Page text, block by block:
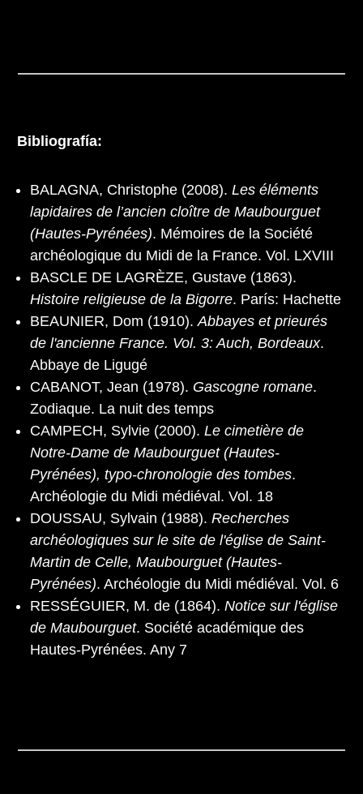
Bibliografía:
BALAGNA, Christophe (2008). Les éléments
lapidaires de l’ancien cloître de Maubourguet
(Hautes-Pyrénées). Mémoires de la Société
archéologique du Midi de la France. Vol. LXVIII
BASCLE DE LAGRÈZE, Gustave (1863).
Histoire religieuse de la Bigorre. París: Hachette
BEAUNIER, Dom (1910).Abbayes et prieurés
de l'ancienne France. Vol. 3: Auch, Bordeaux.
Abbaye de Ligugé
CABANOT, Jean (1978). Gascogne romane.
Zodiaque. La nuit des temps
CAMPECH, Sylvie (2000). Le cimetière de
Notre-Dame de Maubourguet (Hautes-
Pyrénées), typo-chronologie des tombes.
Archéologie du Midi médiéval. Vol. 18
DOUSSAU, Sylvain (1988). Recherches
archéologiques sur le site de l'église de Saint-
Martin de Celle, Maubourguet (Hautes-
Pyrénées). Archéologie du Midi médiéval. Vol. 6
RESSÉGUIER, M. de (1864). Notice sur l'église
de Maubourguet. Société académique des
Hautes-Pyrénées. Any 7